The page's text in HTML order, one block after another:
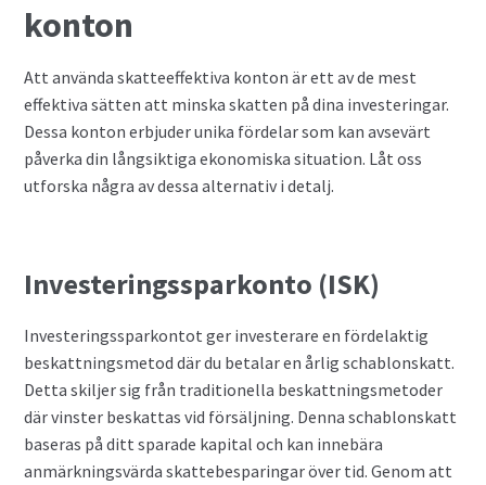
Valutahandel
Valutahandel med hävstång
konton
Att använda skatteeffektiva konton är ett av de mest
effektiva sätten att minska skatten på dina investeringar.
Dessa konton erbjuder unika fördelar som kan avsevärt
påverka din långsiktiga ekonomiska situation. Låt oss
utforska några av dessa alternativ i detalj.
Investeringssparkonto (ISK)
Investeringssparkontot ger investerare en fördelaktig
beskattningsmetod där du betalar en årlig schablonskatt.
Detta skiljer sig från traditionella beskattningsmetoder
där vinster beskattas vid försäljning. Denna schablonskatt
baseras på ditt sparade kapital och kan innebära
anmärkningsvärda skattebesparingar över tid. Genom att